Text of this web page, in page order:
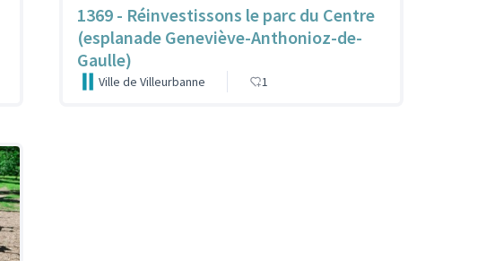
1369 - Réinvestissons le parc du Centre
(esplanade Geneviève-Anthonioz-de-
Gaulle)
Ville de Villeurbanne 1